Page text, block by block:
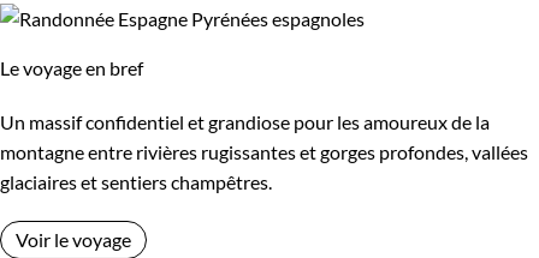
Le voyage en bref
Un massif confidentiel et grandiose pour les amoureux de la
montagne entre rivières rugissantes et gorges profondes, vallées
glaciaires et sentiers champêtres.
Voir le voyage